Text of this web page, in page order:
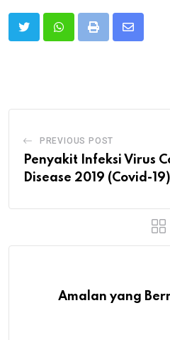
Print
Share
PREVIOUS POST
Penyakit Infeksi Virus
Disease 2019 (Covid-19)
Amalan yang